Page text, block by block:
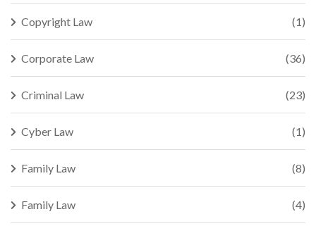
Copyright Law (1)
Corporate Law (36)
Criminal Law (23)
Cyber Law (1)
Family Law (8)
Family Law (4)